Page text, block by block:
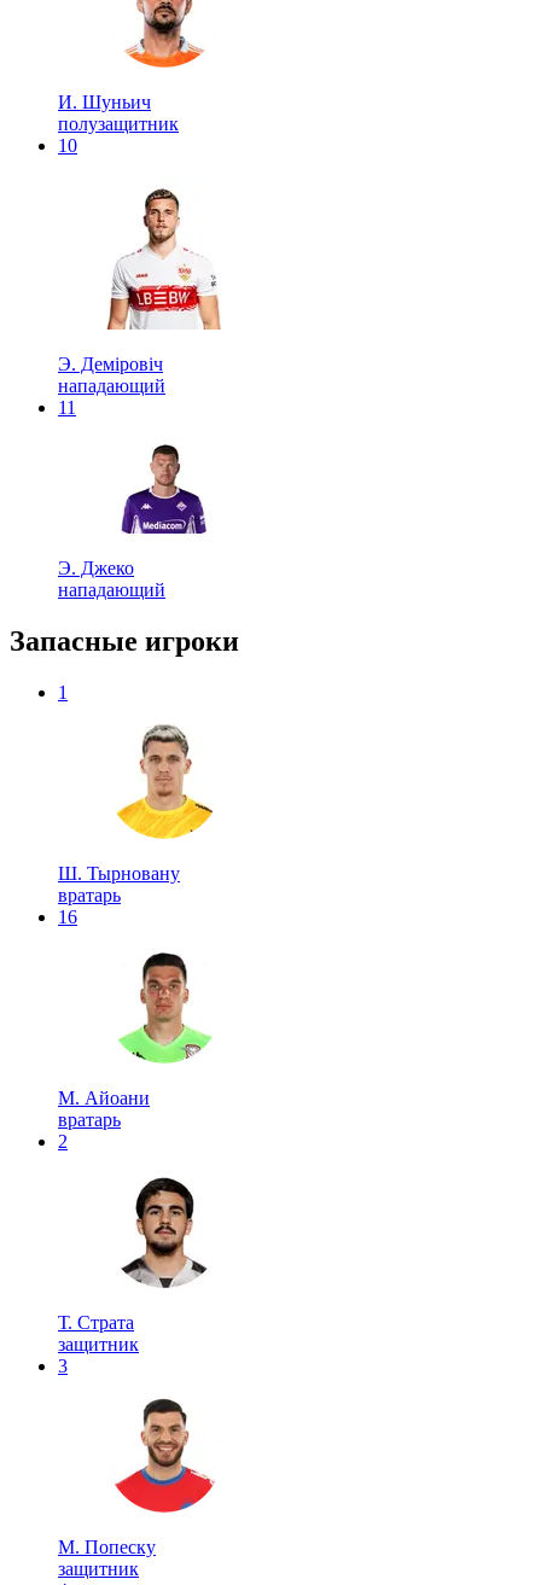
И. Шуньич
полузащитник
10
Э. Деміровіч
нападающий
11
Э. Джеко
нападающий
Запасные игроки
1
Ш. Тырновану
вратарь
16
М. Айоани
вратарь
2
Т. Страта
защитник
3
М. Попеску
защитник